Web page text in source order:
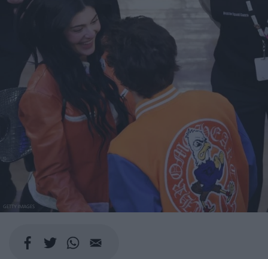
GETTY IMAGES